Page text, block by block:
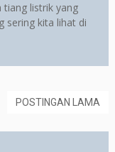
tiang listrik yang
sering kita lihat di
POSTINGAN LAMA